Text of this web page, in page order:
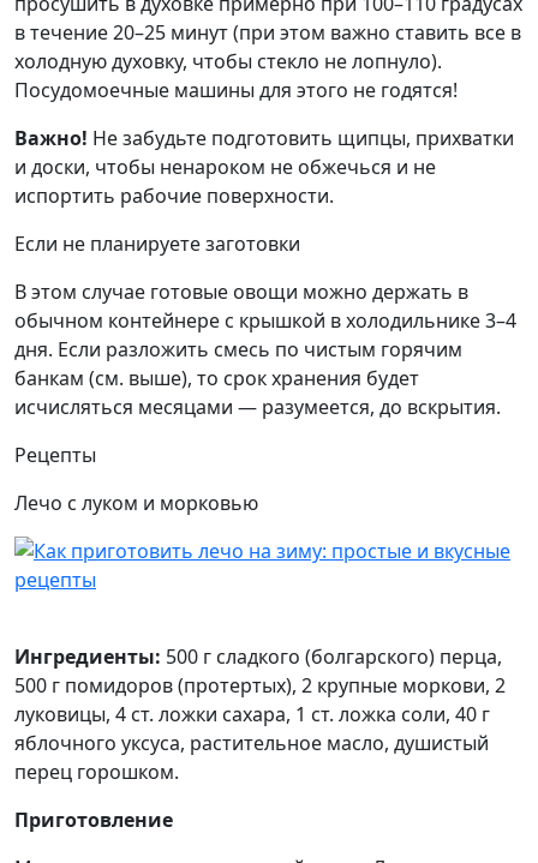
в течение 20–25 минут (при этом важно ставить все в
холодную духовку, чтобы стекло не лопнуло).
Посудомоечные машины для этого не годятся!
Важно! Не забудьте подготовить щипцы, прихватки
и доски, чтобы ненароком не обжечься и не
испортить рабочие поверхности.
Если не планируете заготовки
В этом случае готовые овощи можно держать в
обычном контейнере с крышкой в холодильнике 3–4
дня. Если разложить смесь по чистым горячим
банкам (см. выше), то срок хранения будет
исчисляться месяцами — разумеется, до вскрытия.
Рецепты
Лечо с луком и морковью
Ингредиенты: 500 г сладкого (болгарского) перца,
500 г помидоров (протертых), 2 крупные моркови, 2
луковицы, 4 ст. ложки сахара, 1 ст. ложка соли, 40 г
яблочного уксуса, растительное масло, душистый
перец горошком.
Приготовление